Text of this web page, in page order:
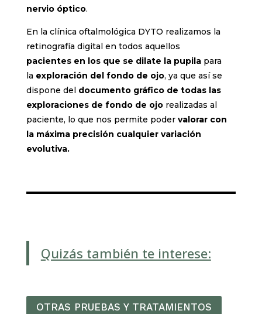
nervio óptico.
En la clínica oftalmológica DYTO realizamos la
retinografía digital en todos aquellos
pacientes en los que se dilate la pupila para
la exploración del fondo de ojo, ya que así se
dispone del documento gráfico de todas las
exploraciones de fondo de ojo realizadas al
paciente, lo que nos permite poder valorar con
la máxima precisión cualquier variación
evolutiva.
Quizás también te interese:
OTRAS PRUEBAS Y TRATAMIENTOS